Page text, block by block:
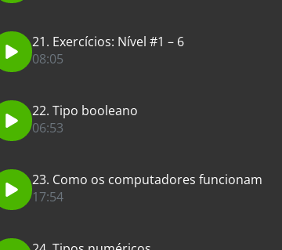
21. Exercícios: Nível #1 – 6
08:05
22. Tipo booleano
06:53
23. Como os computadores funcionam
17:54